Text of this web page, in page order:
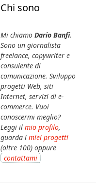
Chi sono
Mi chiamo Dario Banfi.
Sono un giornalista
freelance, copywriter e
consulente di
comunicazione. Sviluppo
progetti Web, siti
Internet, servizi di e-
commerce. Vuoi
conoscermi meglio?
Leggi il mio profilo,
guarda i miei progetti
(oltre 100) oppure
contattami